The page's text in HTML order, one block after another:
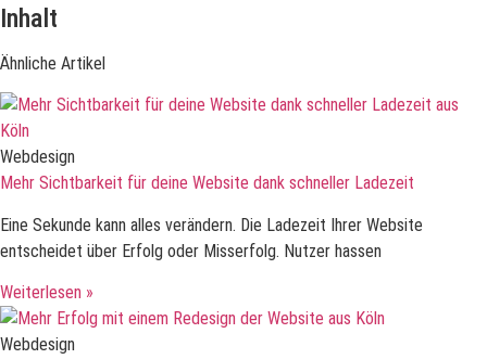
Inhalt
Ähnliche Artikel
Webdesign
Mehr Sichtbarkeit für deine Website dank schneller Ladezeit
Eine Sekunde kann alles verändern. Die Ladezeit Ihrer Website
entscheidet über Erfolg oder Misserfolg. Nutzer hassen
Weiterlesen »
Webdesign